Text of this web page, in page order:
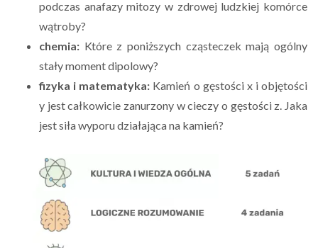
podczas anafazy mitozy w zdrowej ludzkiej komórce
wątroby?
chemia: Które z poniższych cząsteczek mają ogólny
stały moment dipolowy?
fizyka i matematyka: Kamień o gęstości x i objętości
y jest całkowicie zanurzony w cieczy o gęstości z. Jaka
jest siła wyporu działająca na kamień?